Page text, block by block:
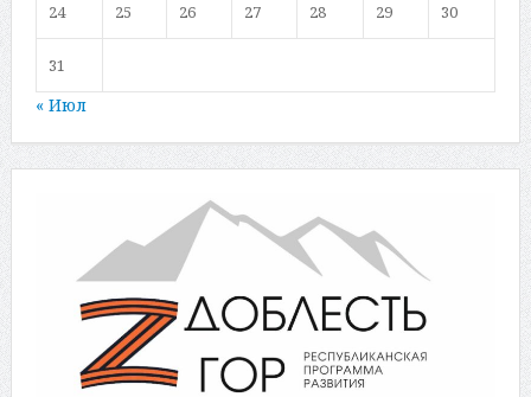
24 25 26 27 28 29 30
31
« Июл